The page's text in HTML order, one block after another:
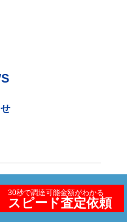
30秒で調達可能金額がわかる
スピード査定依頼
ク認証付与事業
た。